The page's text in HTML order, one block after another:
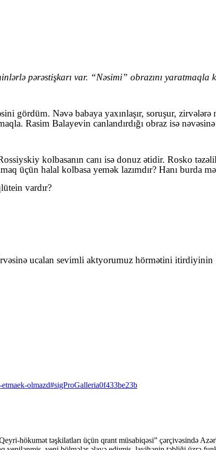
pərəstişkarı var. “Nəsimi” obrazını yaratmaqla
gördüm. Nəvə babaya yaxınlaşır, soruşur,
Rasim Balayevin canlandırdığı obraz isə
kolbasanın canı isə donuz ətidir. Rosko
üçün halal kolbasa yemək lazımdır? Hanı burda
vardır?
ucalan sevimli aktyorumuz hörmətini
olmazd#sigProGalleria0f433be23b
hökumət təşkilatları üçün qrant müsabiqəsi” çərçivəsində